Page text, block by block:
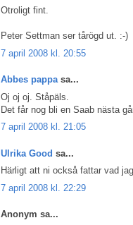
Otroligt fint.
Peter Settman ser tårögd ut. :-)
7 april 2008 kl. 20:55
Abbes pappasa...
Oj oj oj. Ståpäls.
Det får nog bli en Saab nästa
7 april 2008 kl. 21:05
Ulrika Good sa...
Härligt att ni också fattar vad
7 april 2008 kl. 22:29
Anonym sa...